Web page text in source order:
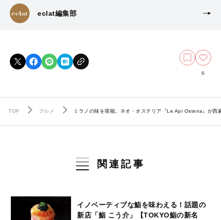
eclat編集部
6
TOP グルメ ミラノの味を堪能。ネオ・オステリア『Le Api Osteria』が西
関連記事
イノベーティブな鮨を味わえる！話題の
新店「鮨 こう介」【TOKYO鮨の新名